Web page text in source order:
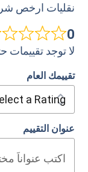
نقليات ارخص
0
لا توجد تقييمات
تقييمك العام
عنوان التقييم